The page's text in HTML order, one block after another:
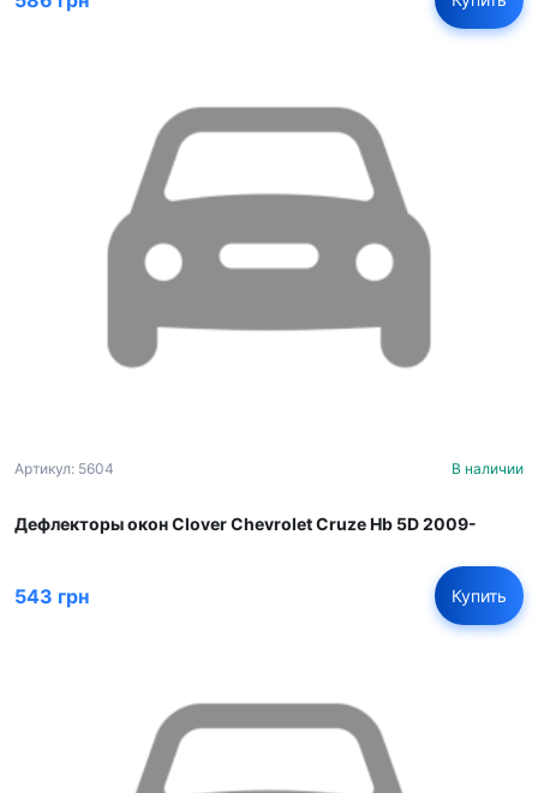
Артикул: 5604 В наличии
Дефлекторы окон Clover Chevrolet Cruze Hb 5D 2009-
543 грн Купить